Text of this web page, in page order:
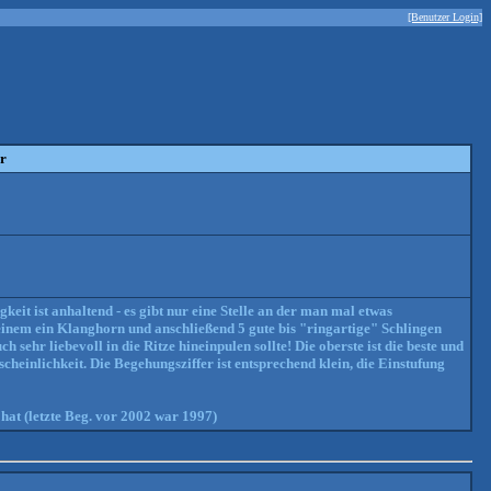
[Benutzer Login]
ist anhaltend - es gibt nur eine Stelle an der man mal etwas
ein Klanghorn und anschließend 5 gute bis "ringartige" Schlingen
sehr liebevoll in die Ritze hineinpulen sollte! Die oberste ist die beste und
Die Begehungsziffer ist entsprechend klein, die Einstufung
(letzte Beg. vor 2002 war 1997)